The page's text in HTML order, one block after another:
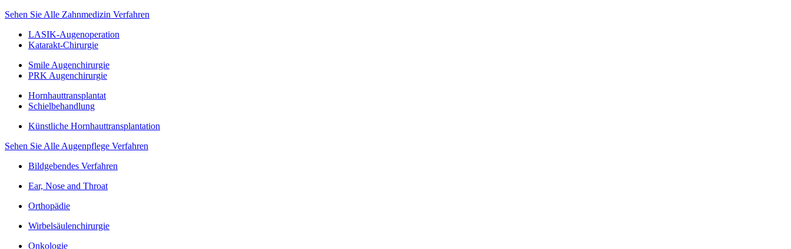
Sehen Sie Alle Zahnmedizin Verfahren
LASIK-Augenoperation
Katarakt-Chirurgie
Smile Augenchirurgie
PRK Augenchirurgie
Hornhauttransplantat
Schielbehandlung
Künstliche Hornhauttransplantation
Sehen Sie Alle Augenpflege Verfahren
Bildgebendes Verfahren
Ear, Nose and Throat
Orthopädie
Wirbelsäulenchirurgie
Onkologie